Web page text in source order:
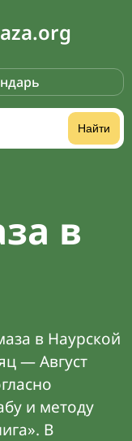
Найти
в
в Наурской
— Август
и методу
В